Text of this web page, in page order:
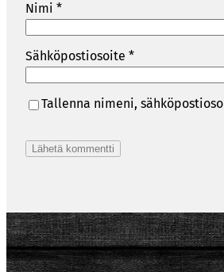
Nimi *
Sähköpostiosoite *
Tallenna nimeni,